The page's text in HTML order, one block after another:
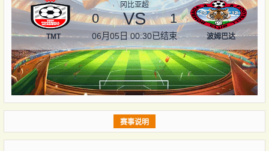
TMT
冈比亚超
0 VS 1
06月05日 00:30已结束 波姆巴达
赛事说明